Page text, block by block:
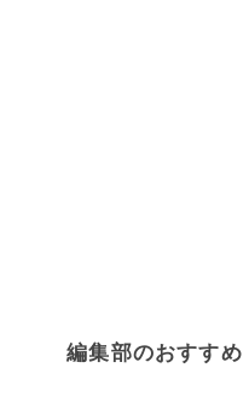
編集部のおすすめ